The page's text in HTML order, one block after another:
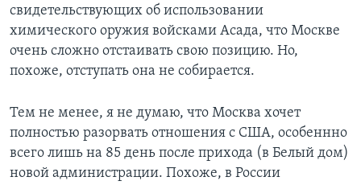
свидетельствующих об использовании
химического оружия войсками Асада, что Москве
очень сложно отстаивать свою позицию. Но,
похоже, отступать она не собирается.
Тем не менее, я не думаю, что Москва хочет
полностью разорвать отношения с США, особеннно
всего лишь на 85 день после прихода (в Белый дом)
новой администрации. Похоже, в России